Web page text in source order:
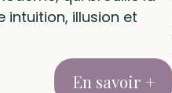
intuition, illusion et
En savoir +